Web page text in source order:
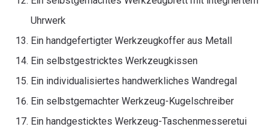
Uhrwerk
Ein handgefertigter Werkzeugkoffer aus Metall
Ein selbstgestricktes Werkzeugkissen
Ein individualisiertes handwerkliches Wandregal
Ein selbstgemachter Werkzeug-Kugelschreiber
Ein handgesticktes Werkzeug-Taschenmesseretui